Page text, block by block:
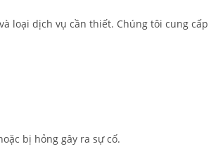
loại dịch vụ cần thiết. Chúng tôi cung cấp
bị hỏng gây ra sự cố.